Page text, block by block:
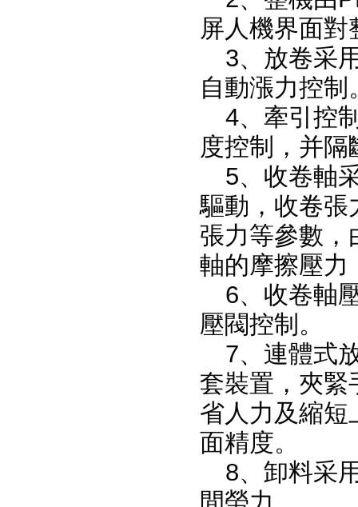
屏人機界面
3、放卷采
自動漲力控制
4、牽引控
度控制，并
5、收卷軸
驅動，收卷張
張力等參數，
軸的摩擦壓力
6、收卷軸
壓閥控制。
7、連體式
套裝置，夾緊
省人力及縮短
面精度。
8、卸料采